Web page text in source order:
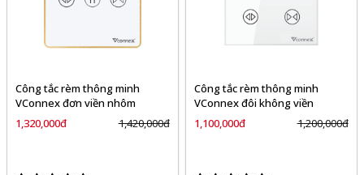
Công tắc rèm thông minh
VConnex đơn viền nhôm
1,320,000đ
1,420,000đ
Công tắc rèm thông minh
VConnex đôi không viền
1,100,000đ
1,200,000đ